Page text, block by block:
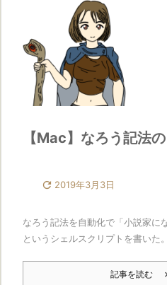
【Mac】なろう記法
 2019年3月3日
なろう記法を自動化で「小説家に
というシェルスクリプトを書いた
記事を読む